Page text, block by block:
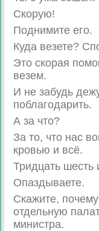
Скорую!
Поднимите его.
Куда везете?
Это скорая
везем.
И не забудь
поблагодарить.
А за что?
За то, что нас
кровью и всё.
Тридцать шесть
Опаздываете.
Скажите,
отдельную
министра.